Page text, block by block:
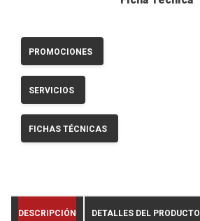
PROMOCIONES
SERVICIOS
FICHAS TÉCNICAS
DESCRIPCIÓN DETALLES DEL PRODUCTO